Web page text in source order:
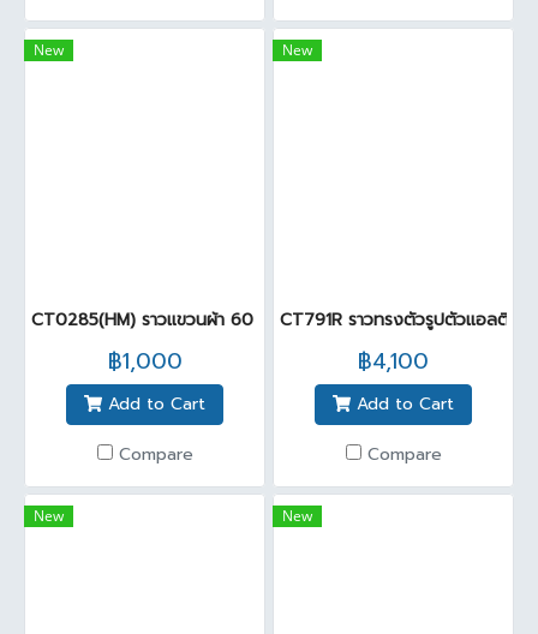
New
CT0285(HM) ราวแขวนผ้า 60 ซม. รุ่น ARCH
฿1,000
Add to Cart
Compare
New
CT791R ราวทรงตัวรูปตัวแอลติด
฿4,100
Add to Cart
Compare
New New